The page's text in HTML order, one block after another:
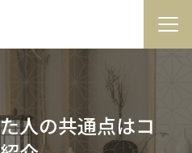
人の共通点はコ